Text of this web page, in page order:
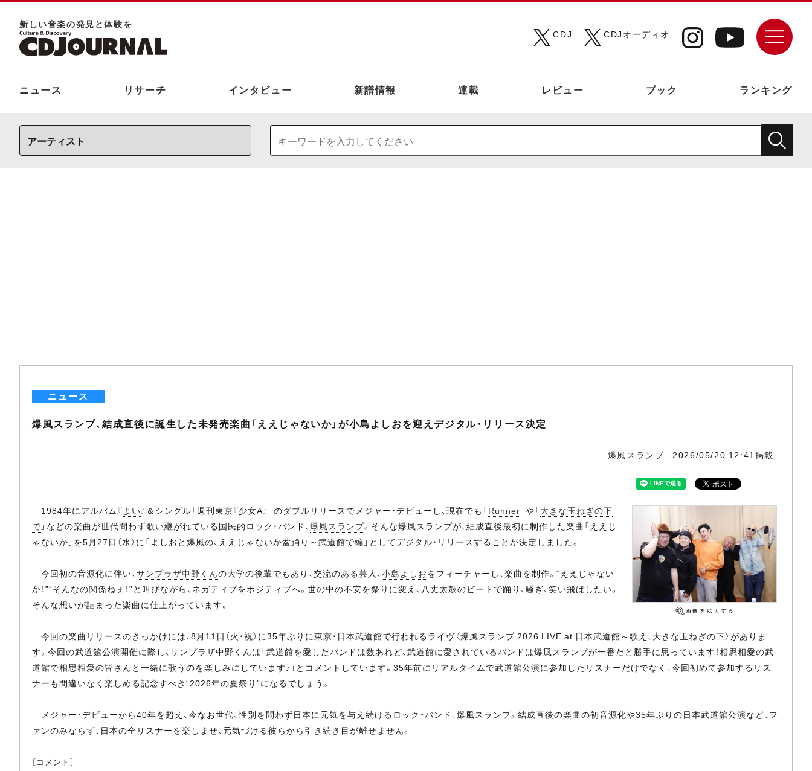
新しい⾳楽の発⾒と体験を
CDJ
CDJオーディオ
ニュース リサーチ インタビュー 新譜情報 連載 レビュー ブック ランキング
ニュース
爆風スランプ、結成直後に誕生した未発売楽曲「ええじゃないか」が小島よしおを迎えデジタル・リリース決定
爆風スランプ 2026/05/20 12:41掲載
1984年にアルバム『よい』＆シングル「週刊東京『少女A』」のダブルリリースでメジャー・デビューし、現在でも「Runner 」や「大きな玉ねぎの下
で 」などの楽曲が世代問わず歌い継がれている国民的ロック・バンド、爆風スランプ。そんな爆風スランプが、結成直後最初に制作した楽曲「ええじ
ゃないか」を5月27日（水）に「よしおと爆風の、ええじゃないか盆踊り～武道館で編」としてデジタル・リリースすることが決定しました。
今回初の音源化に伴い、サンプラザ中野くんの大学の後輩でもあり、交流のある芸人、小島よしおをフィーチャーし、楽曲を制作。“ええじゃない
か！”“そんなの関係ねぇ！”と叫びながら、ネガティブをポジティブへ。世の中の不安を祭りに変え、八丈太鼓のビートで踊り、騒ぎ、笑い飛ばしたい。
そんな想いが詰まった楽曲に仕上がっています。
今回の楽曲リリースのきっかけには、8月11日（火・祝）に35年ぶりに東京・日本武道館で行われるライヴ〈爆風スランプ 2026 LIVE at 日本武道館～歌え、大きな玉ねぎの下〉がありま
す。今回の武道館公演開催に際し、サンプラザ中野くんは「武道館を愛したバンドは数あれど、武道館に愛されているバンドは爆風スランプが一番だと勝手に思っています！相思相愛の武
道館で相思相愛の皆さんと一緒に歌うのを楽しみにしています♪」とコメントしています。35年前にリアルタイムで武道館公演に参加したリスナーだけでなく、今回初めて参加するリス
ナーも間違いなく楽しめる記念すべき“2026年の夏祭り”になるでしょう。
メジャー・デビューから40年を超え、今なお世代、性別を問わず日本に元気を与え続けるロック・バンド、爆風スランプ。結成直後の楽曲の初音源化や35年ぶりの日本武道館公演など、フ
ァンのみならず、日本の全リスナーを楽しませ、元気づける彼らから引き続き目が離せません。
［コメント］